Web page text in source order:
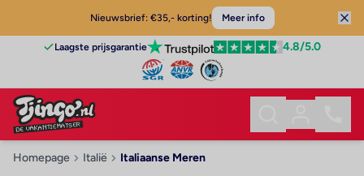
Nieuwsbrief: €35,- korting! Meer info
Laagste prijsgarantie 4.8/5.0
Homepage Italië Italiaanse Meren